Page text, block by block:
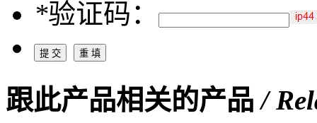
*验证码：
跟此产品相关的产品/